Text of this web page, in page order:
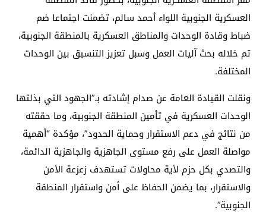
العسكرية الجنوبية اللواء أحمد سالم، تضمنت اجتماعا ضم
ضباط وقادة الوحدات والمناطق العسكرية بالمنطقة الجنوبية،
تم خلاله بحث آليات العمل وسبل تعزيز التنسيق بين الوحدات
المختلفة.
ونقلت القيادة العامة عن صدام إشادته بـ”الجهود التي بذلتها
الوحدات العسكرية في تأمين المنطقة الجنوبية، وما حققته
من نتائج في دعم الاستقرار وحماية الحدود”، مؤكدة “أهمية
مواصلة العمل على رفع مستوى الجاهزية والجاهزية الدائمة،
والتصدي بكل حزم لأية محاولات تستهدف زعزعة الأمن
والاستقرار، بما يضمن الحفاظ على أمن واستقرار المنطقة
الجنوبية”.